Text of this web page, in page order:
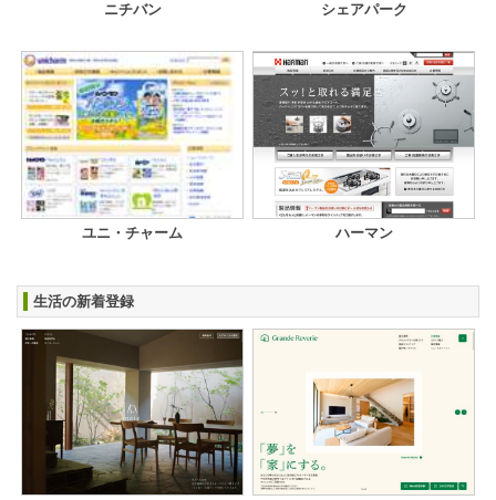
ニチバン シェアパーク
ユニ・チャーム ハーマン
生活の新着登録